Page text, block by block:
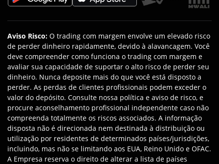
Aviso Risco: O trading com margem envolve um elevado risco
de perder dinheiro rapidamente, devido à alavancagem. Você
deve compreender como funciona o trading com margem e
avaliar sua capacidade de suportar o alto risco de perder seu
dinheiro. Nunca deposite mais do que você está disposto a
perder. As perdas de clientes profissionais podem exceder o
valor do depósito. Consulte nossa política e aviso de risco, e
procure aconselhamento profissional independente caso não
compreenda totalmente os riscos associados. A informação
disposta não é direcionada nem destinada à distribuição ou
utilização por residentes de determinados países/jurisdições,
incluindo, mas não se limitando aos EUA, Reino Unido e OFAC.
A Empresa reserva o direito de alterar a lista de países